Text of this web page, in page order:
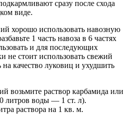
сразу после схода
виде.
хорошо использовать навозную
1 часть навоза в 6 частях
и для последующих
не стоит использовать свежий
качество луковиц и ухудшить
возьмите раствор карбамида или
литров воды — 1 ст. л).
раствора на 1 кв. м.